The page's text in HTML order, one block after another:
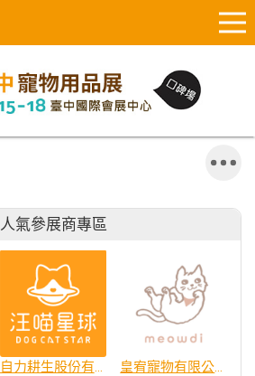
人氣參展商專區
自力耕生股份有限公司 皇宥寵物有限公司